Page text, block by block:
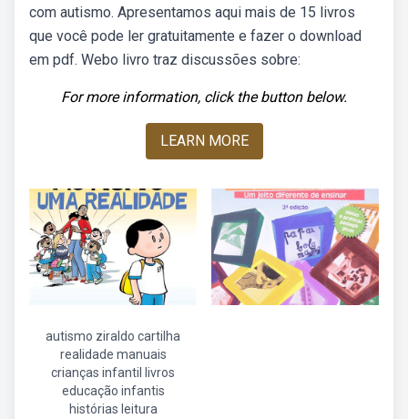
com autismo. Apresentamos aqui mais de 15 livros
que você pode ler gratuitamente e fazer o download
em pdf. Webo livro traz discussões sobre:
For more information, click the button below.
LEARN MORE
autismo ziraldo cartilha
realidade manuais
crianças infantil livros
educação infantis
histórias leitura